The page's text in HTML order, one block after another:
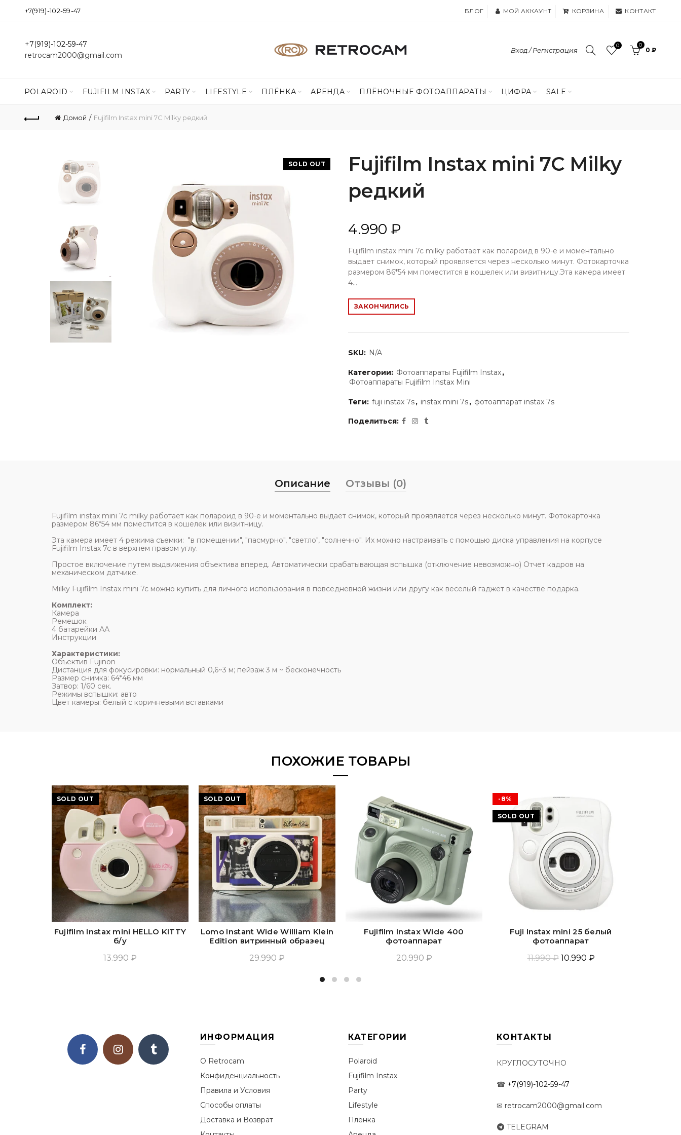
+7(919)-102-59-47 БЛОГ МОЙ АККАУНТ КОРЗИНА КОНТАКТ
+7(919)-102-59-47
retrocam2000@gmail.com
Вход / Регистрация
0 0
0 ₽
POLAROID FUJIFILM INSTAX PARTY LIFESTYLE ПЛЁНКА АРЕНДА ПЛЁНОЧНЫЕ ФОТОАППАРАТЫ ЦИФРА SALE
Домой Fujifilm Instax mini 7C Milky редкий
SOLD OUT
Fujifilm Instax mini 7C Milky
редкий
4.990 ₽
Fujifilm instax mini 7c milky работает как полароид в 90-е и моментально
выдает снимок, который проявляется через несколько минут. Фотокарточка
размером 86*54 мм поместится в кошелек или визитницу.Эта камера имеет
4...
ЗАКОНЧИЛИСЬ
SKU: N/A
Категории: Фотоаппараты Fujifilm Instax,
Фотоаппараты Fujifilm Instax Mini
Теги: fuji instax 7s, instax mini 7s, фотоаппарат instax 7s
Поделиться
Описание Отзывы (0)
Fujifilm instax mini 7c milky работает как полароид в 90-е и моментально выдает снимок, который проявляется через несколько минут. Фотокарточка
размером 86*54 мм поместится в кошелек или визитницу.
Эта камера имеет 4 режима съемки: "в помещении", "пасмурно", "светло", "солнечно". Их можно настраивать с помощью диска управления на корпусе
Fujifilm Instax 7c в верхнем правом углу.
Простое включение путем выдвижения объектива вперед. Автоматически срабатывающая вспышка (отключение невозможно) Отчет кадров на
механическом датчике.
Milky Fujifilm Instax mini 7c можно купить для личного использования в повседневной жизни или другу как веселый гаджет в качестве подарка.
Комплект:
Камера
Ремешок
4 батарейки АА
Инструкции
Характеристики:
Объектив Fujinon
Дистанция для фокусировки: нормальный 0,6~3 м; пейзаж 3 м ~ бесконечность
Размер снимка: 64*46 мм
Затвор: 1/60 сек.
Режимы вспышки: авто
Цвет камеры: белый с коричневыми вставками
ПОХОЖИЕ ТОВАРЫ
SOLD OUT
Fujifilm Instax mini HELLO KITTY
б/у
13.990 ₽
SOLD OUT
Lomo Instant Wide William Klein
Edition витринный образец
29.990 ₽
Fujifilm Instax Wide 400
фотоаппарат
20.990 ₽
-8%
SOLD OUT
Fuji Instax mini 25 белый
фотоаппарат
11.990 ₽ 10.990 ₽
ИНФОРМАЦИЯ
О Retrocam
Конфиденциальность
Правила и Условия
Способы оплаты
Доставка и Возврат
КАТЕГОРИИ
Polaroid
Fujifilm Instax
Party
Lifestyle
Плёнка
КОНТАКТЫ
КРУГЛОСУТОЧНО
☎ +7(919)-102-59-47
✉ retrocam2000@gmail.com
TELEGRAM